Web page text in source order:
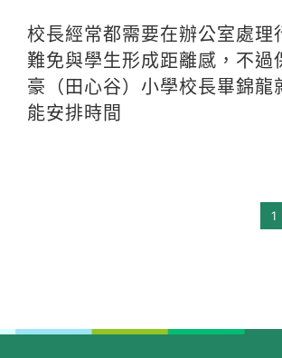
校長經常都需要在辦公室處理
難免與學生形成距離感，不過
豪（田心谷）小學校長畢錦龍
能安排時間
1